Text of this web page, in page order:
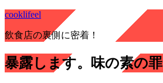
cooklifeel
飲食店の裏側に密着！
暴露します。味の素の罪